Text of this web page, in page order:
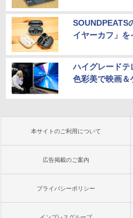
SOUNDPEATS
イヤーカフ」を
ハイグレード
色彩美で映画＆
本サイトのご利用について
広告掲載のご案内
プライバシーポリシー